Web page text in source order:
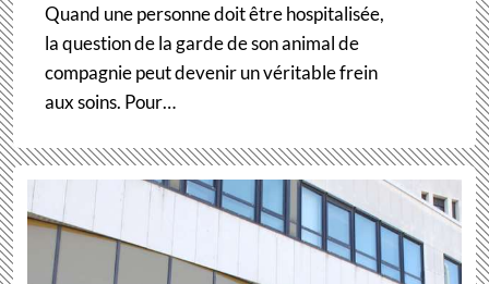
Quand une personne doit être hospitalisée,
la question de la garde de son animal de
compagnie peut devenir un véritable frein
aux soins. Pour…